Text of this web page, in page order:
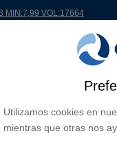
Utilizamos cookies en
mientras que otras nos
MIN:7,99 VOL:17664
EL MUNDO PROYECTOS
DE NEGOCIO